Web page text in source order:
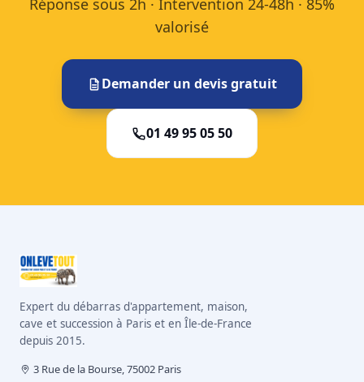
Réponse sous 2h · Intervention 24-48h · 85%
valorisé
Demander un devis gratuit
01 49 95 05 50
Expert du débarras d'appartement, maison,
cave et succession à Paris et en Île-de-France
depuis 2015.
3 Rue de la Bourse, 75002 Paris